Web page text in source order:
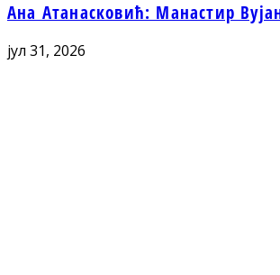
Ана Атанасковић: Манастир
јул 31, 2026